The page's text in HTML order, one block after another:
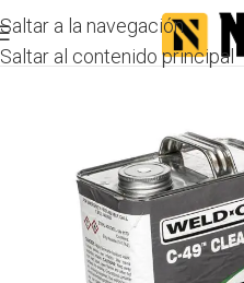
Saltar a la navegación
Saltar al contenido principal